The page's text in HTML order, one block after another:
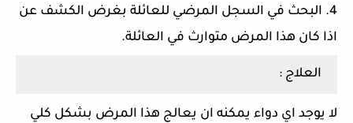
4. البحث في السجل المرضي للعائلة بغرض الكشف عن
اذا كان هذا المرض متوارث في العائلة.
العلاج :
لا يوجد اي دواء يمكنه ان يعالج هذا المرض بشكل كلي